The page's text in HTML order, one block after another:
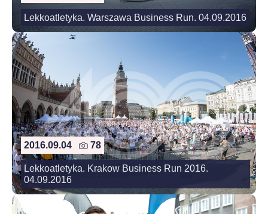
Lekkoatletyka. Warszawa Business Run. 04.09.2016
2016.09.04 78
Lekkoatletyka. Krakow Business Run 2016.
04.09.2016